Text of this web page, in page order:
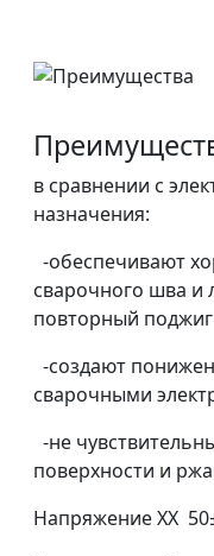
в сравнении с
назначения:
-обеспечивают
сварочного шва и
повторный
-создают
сварочными
-не
поверхности и
Напряжение ХХ